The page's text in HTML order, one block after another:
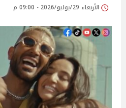
الأربعاء 29/يوليو/2026 - 09:00 م